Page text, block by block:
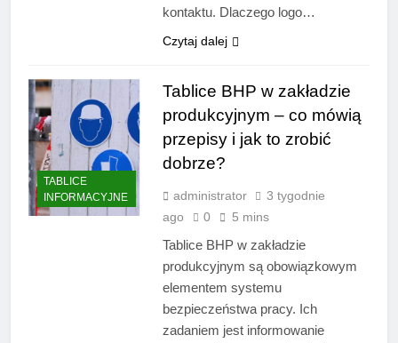
kontaktu. Dlaczego logo…
Czytaj dalej
TABLICE
INFORMACYJNE
Tablice BHP w zakładzie
produkcyjnym – co mówią
przepisy i jak to zrobić
dobrze?
administrator
3 tygodnie
ago
0 5 mins
Tablice BHP w zakładzie
produkcyjnym są obowiązkowym
elementem systemu
bezpieczeństwa pracy. Ich
zadaniem jest informowanie